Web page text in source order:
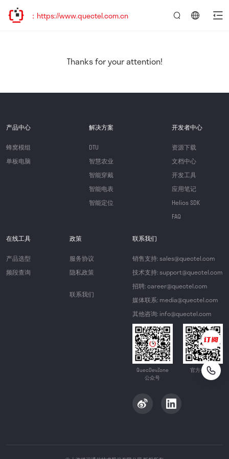
问新址：https://www.quectel.com.cn
Thanks for your attention!
产品中心
蜂窝模组
单板电脑
解决方案
DTU
智慧农业
智能穿戴
智能电表
智能定位
开发者中心
资源下载
文档中心
开发工具
应用笔记
Helios SDK
FAQ
在线工具
产品选型
频段查询
政策
服务协议
隐私政策
联系我们
联系我们
销售支持: sales@quectel.com
技术支持: support@quectel.com
招聘: career@quectel.com
媒体联系: media@quectel.com
其他咨询: info@quectel.com
QuecDevZone
公众号
官方公众号